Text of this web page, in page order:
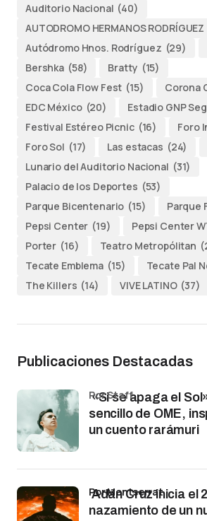
Auditorio Nacional (40)
AUTODROMO HERMANOS RODRÍGUEZ
Autódromo Hnos. Rodríguez (29)
Bershka (58) Bratty (15)
Coca Cola Flow Fest (15) Corona
EDC México (20) Estadio GNP
Festival Estéreo Picnic (16) Foro
Foro Sol (17) Las estacas (24)
Lunario del Auditorio Nacional (31)
Palacio de los Deportes (53)
Parque Bicentenario (15) Parque
Pepsi Center (19) Pepsi Center
Porter (16) Teatro Metropólitan
Tecate Emblema (15) Tecate Pal
The Killers (14) VIVE LATINO (37)
Publicaciones Destacadas
«Si se apaga el
sencillo de OME,
un cuento rarámuri
por Staff
Adán Cruz inicia el
nazamiento de un
por Montserrat